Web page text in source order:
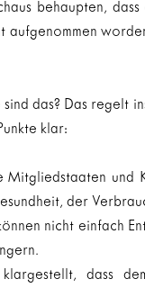
behaupten,
aufgenommen
das? Das regelt
klar:
Mitgliedstaaten und
der
nicht einfach
dass